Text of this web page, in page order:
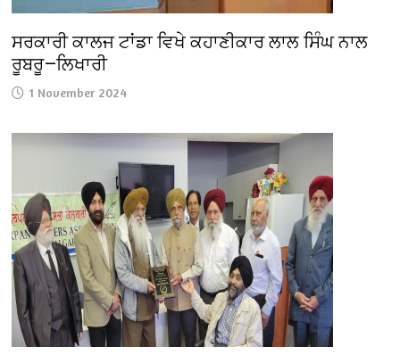
ਸਰਕਾਰੀ ਕਾਲਜ ਟਾਂਡਾ ਵਿਖੇ ਕਹਾਣੀਕਾਰ ਲਾਲ ਸਿੰਘ ਨਾਲ
ਰੂਬਰੂ—ਲਿਖਾਰੀ
1 November 2024